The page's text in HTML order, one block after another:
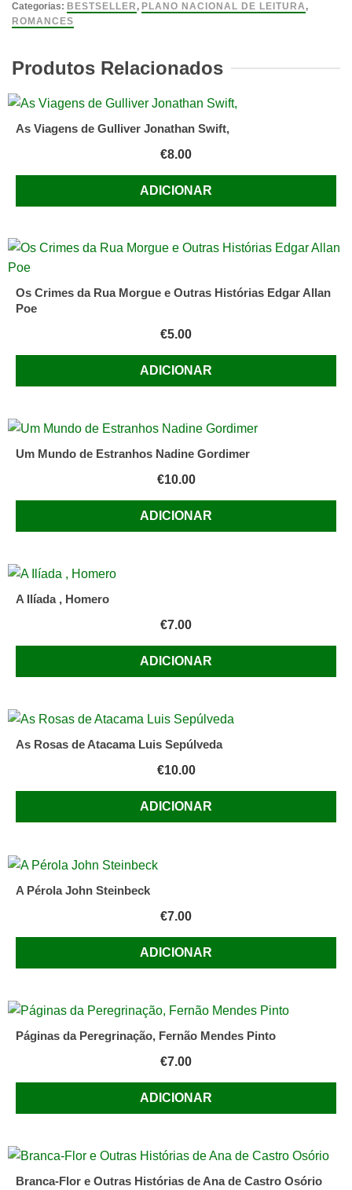
Categorias: BESTSELLER , PLANO NACIONAL DE LEITURA ,
ROMANCES
Produtos Relacionados
As Viagens de Gulliver Jonathan Swift,
€8.00
ADICIONAR
Os Crimes da Rua Morgue e Outras Histórias Edgar Allan
Poe
€5.00
ADICIONAR
Um Mundo de Estranhos Nadine Gordimer
€10.00
ADICIONAR
A Ilíada , Homero
€7.00
ADICIONAR
As Rosas de Atacama Luis Sepúlveda
€10.00
ADICIONAR
A Pérola John Steinbeck
€7.00
ADICIONAR
Páginas da Peregrinação, Fernão Mendes Pinto
€7.00
ADICIONAR
Branca-Flor e Outras Histórias de Ana de Castro Osório